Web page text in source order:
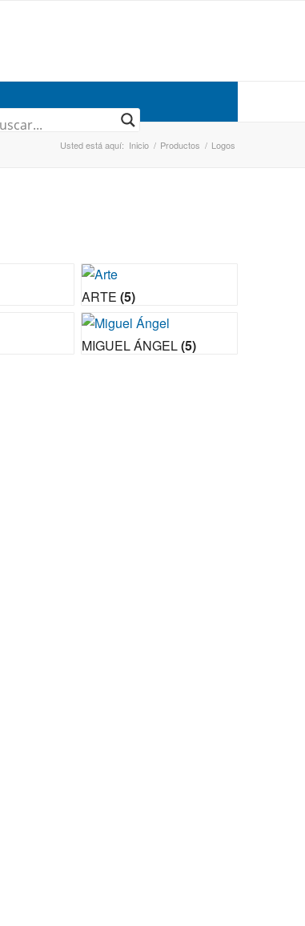
Usted está aquí: Inicio / Productos / Logos
ARTE(5)
MIGUEL ÁNGEL(5)